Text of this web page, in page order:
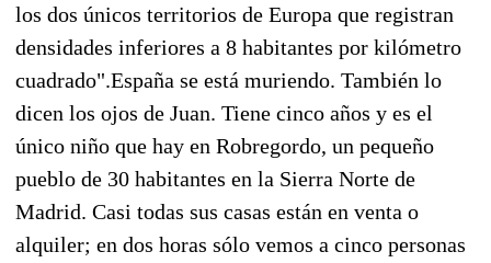
los dos únicos territorios de Europa que registran
densidades inferiores a 8 habitantes por kilómetro
cuadrado".España se está muriendo. También lo
dicen los ojos de Juan. Tiene cinco años y es el
único niño que hay en Robregordo, un pequeño
pueblo de 30 habitantes en la Sierra Norte de
Madrid. Casi todas sus casas están en venta o
alquiler; en dos horas sólo vemos a cinco personas